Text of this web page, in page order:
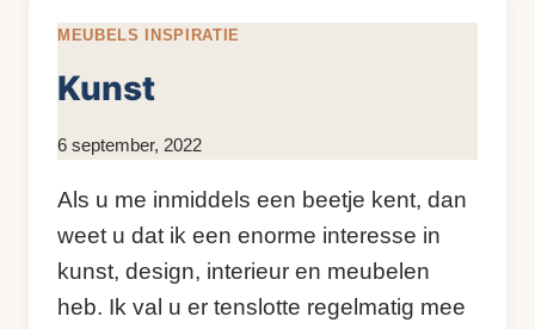
MEUBELS INSPIRATIE
Kunst
Door
Sneijder
6 september, 2022
Als u me inmiddels een beetje kent, dan
weet u dat ik een enorme interesse in
kunst, design, interieur en meubelen
heb. Ik val u er tenslotte regelmatig mee